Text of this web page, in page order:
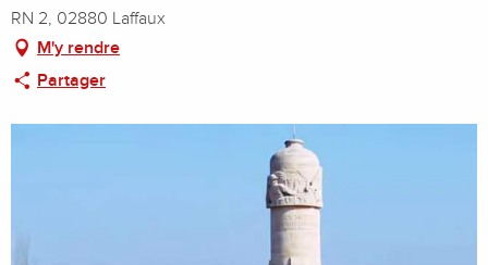
RN 2, 02880 Laffaux
M'y rendre
Partager